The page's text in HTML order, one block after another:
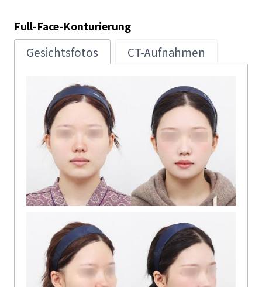
Full-Face-Konturierung
Gesichtsfotos CT-Aufnahmen